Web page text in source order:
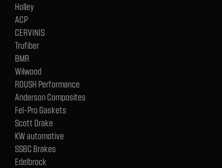
Holley
ACP
CERVINIS
Trufiber
BMR
Wilwood
ROUSH Performance
Anderson Composites
Fel-Pro Gaskets
Scott Drake
KW automotive
SSBC Brakes
Edelbrock